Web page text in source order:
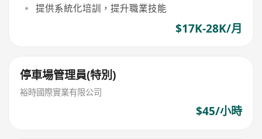
提供系統化培訓，提升職業技能
$17K-28K/月
停車場管理員(特別)
裕時國際實業有限公司
$45/小時